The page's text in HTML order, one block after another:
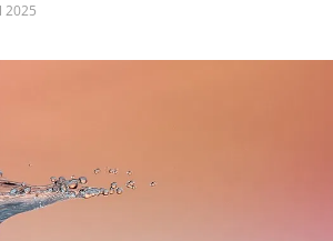
2025